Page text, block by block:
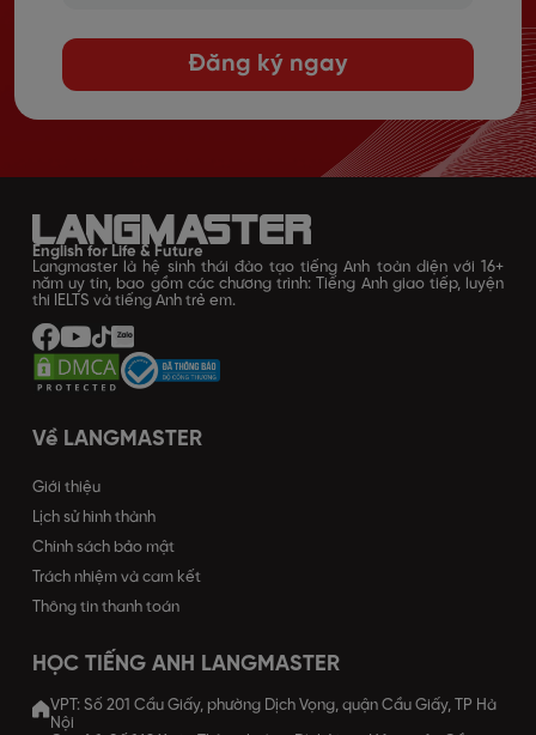
Đăng ký ngay
English for Life & Future
Langmaster là hệ sinh thái đào tạo tiếng Anh toàn diện với 16+
năm uy tín, bao gồm các chương trình: Tiếng Anh giao tiếp, luyện
thi IELTS và tiếng Anh trẻ em.
Về LANGMASTER
Giới thiệu
Lịch sử hình thành
Chính sách bảo mật
Trách nhiệm và cam kết
Thông tin thanh toán
HỌC TIẾNG ANH LANGMASTER
VPT: Số 201 Cầu Giấy, phường Dịch Vọng, quận Cầu Giấy, TP Hà
Nội